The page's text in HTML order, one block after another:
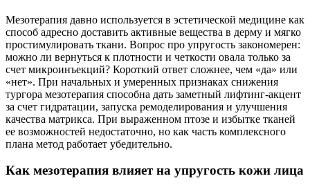
Мезотерапия давно используется в эстетической медицине как
способ адресно доставить активные вещества в дерму и мягко
простимулировать ткани. Вопрос про упругость закономерен:
можно ли вернуться к плотности и четкости овала только за
счет микроинъекций? Короткий ответ сложнее, чем «да» или
«нет». При начальных и умеренных признаках снижения
тургора мезотерапия способна дать заметный лифтинг‑акцент
за счет гидратации, запуска ремоделирования и улучшения
качества матрикса. При выраженном птозе и избытке тканей
ее возможностей недостаточно, но как часть комплексного
плана метод работает убедительно.
Как мезотерапия влияет на упругость кожи лица